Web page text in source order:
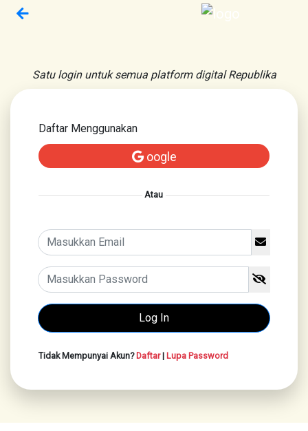
Satu login untuk semua platform digital Republika
Daftar Menggunakan
oogle
Atau
Tidak Mempunyai Akun?Daftar| Lupa Password